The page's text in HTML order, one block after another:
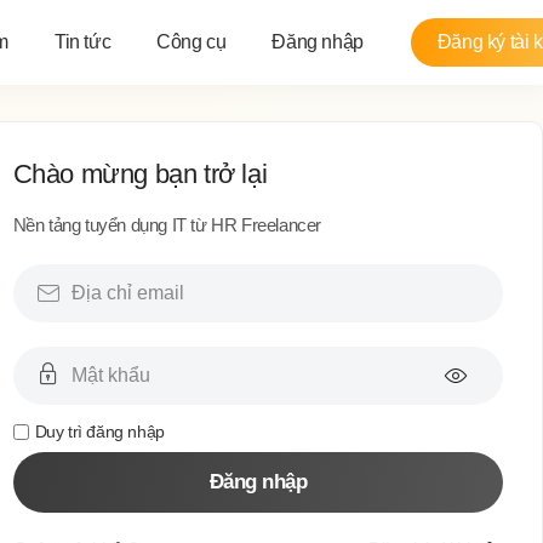
Tin tức Công cụ Đăng nhập Đăng ký tài
Chào mừng bạn trở lại
Nền tảng tuyển dụng IT từ HR Freelancer
Duy trì đăng nhập
Đăng nhập